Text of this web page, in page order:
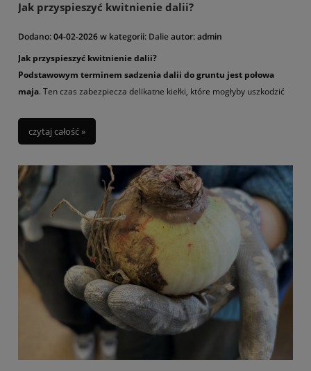
Jak przyspieszyć kwitnienie dalii?
Dodano:04-02-2026w kategorii: Dalieautor:admin
Jak przyspieszyć kwitnienie dalii?
Podstawowym terminem sadzenia dalii do gruntu jest połowa
maja. Ten czas zabezpiecza delikatne kiełki, które mogłyby uszkodzić
kwitnąć w lipcu.
Ale czy można przyspieszyć kwitnienie? Tak! Posadź je wcześniej w
po otrzymaniu przesyłki, a bulwy posadzone w połowie marca, które
przesadzisz na stałe stanowisko w ogrodzie zaraz zaczną kwitnąć. Tym
samym Twoja rabata od razu zazieleni się pięknymi ciemnozielonymi
lub nawet bordowymi liśćmi ( w zależności od odmiany), a jest nawet
spora szansa, że rośliny będą już mieć zawiązane kwiaty.
Sadząc wcześniej dalie w doniczkach pamiętaj aby zastosować
wystarczająco duże doniczki, bulwy umieść w dobrej próchniczej ziemi i
ich nie przelewaj. Dalie lubią glebę wilgotną ale nie znoszą gdy jest
przemoczona – prowadzi to do gnicia bulw. Doniczki ustaw w jasnym
Pamiętaj, niektóre z odmian posiadamy w ograniczonej ilości. Nie
zwlekaj z zakupem!
czytaj całość »